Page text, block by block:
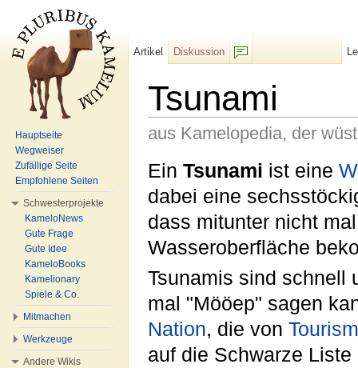
Tsunami
aus Kamelopedia, der
Ein Tsunami ist eine
dabei eine
dass mitunter nicht
Wasseroberfläche
Tsunamis sind schnell
mal "Mööep" sagen
Nation, die von
auf die Schwarze Liste
Artikel
Diskussion
Hauptseite
Wegweiser
Zufällige Seite
Empfohlene Seiten
Schwesterprojekte
KameloNews
Gute Frage
Gute Idee
KameloBooks
Kamelionary
Spiele & Co.
Mitmachen
Werkzeuge
Andere Wikis